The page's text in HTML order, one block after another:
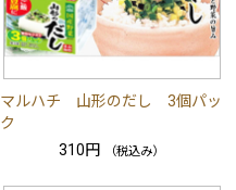
マルハチ 山形のだし 3個パッ
ク
310円
（税込み）